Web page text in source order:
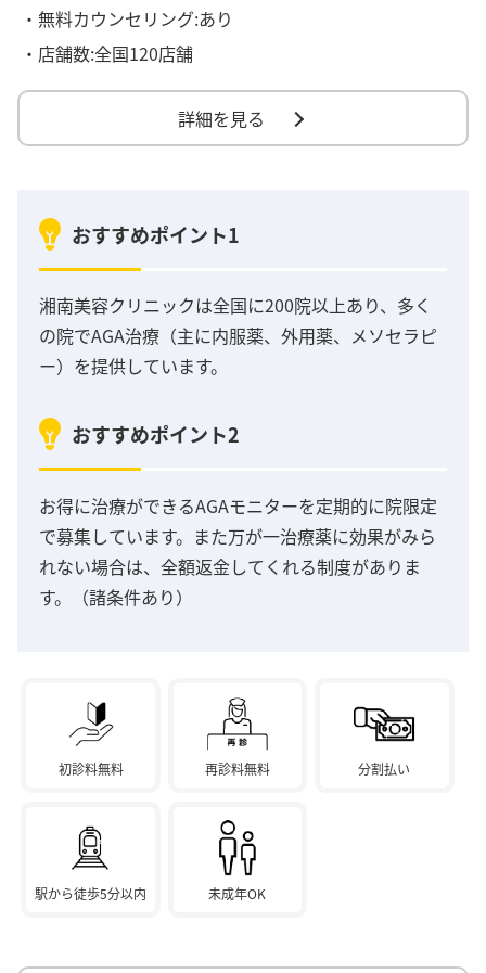
・無料カウンセリング:あり
・店舗数:全国120店舗
詳細を見る
おすすめポイント1
湘南美容クリニックは全国に200院以上あり、多く
の院でAGA治療（主に内服薬、外用薬、メソセラピ
ー）を提供しています。
おすすめポイント2
お得に治療ができるAGAモニターを定期的に院限定
で募集しています。また万が一治療薬に効果がみら
れない場合は、全額返金してくれる制度がありま
す。（諸条件あり）
初診料無料 再診料無料 分割払い
駅から徒歩5分以内 未成年OK